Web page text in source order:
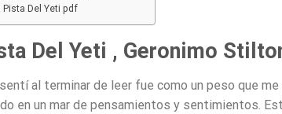
Pista Del Yeti pdf
Del Yeti , Geronimo
al terminar de leer fue como un peso que
en un mar de pensamientos y sentimientos.